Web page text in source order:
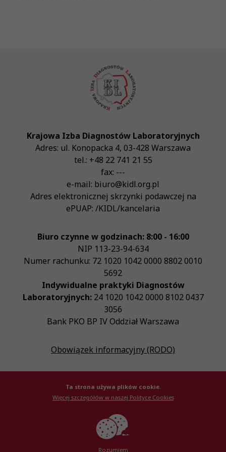
Krajowa Izba Diagnostów Laboratoryjnych
Adres: ul. Konopacka 4, 03-428 Warszawa
tel.: +48 22 741 21 55
fax: ---
e-mail: biuro@kidl.org.pl
Adres elektronicznej skrzynki podawczej na
ePUAP: /KIDL/kancelaria
Biuro czynne w godzinach: 8:00 - 16:00
NIP 113-23-94-634
Numer rachunku: 72 1020 1042 0000 8802 0010
5692
Indywidualne praktyki Diagnostów
Laboratoryjnych:24 1020 1042 0000 8102 0437
3056
Bank PKO BP IV Oddział Warszawa
Obowiązek informacyjny (RODO)
© Krajowa Izba Diagnostów Laboratoryjnych 2026
Created by
Ta strona używa plików cookie.
Więcej szczegółów w naszej Polityce Cookies
Rozumiem